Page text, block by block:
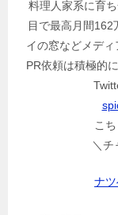
料理人家系に育
目で最高月間162
イの窓などメディ
PR依頼は積極的
こ
＼チ
ナ